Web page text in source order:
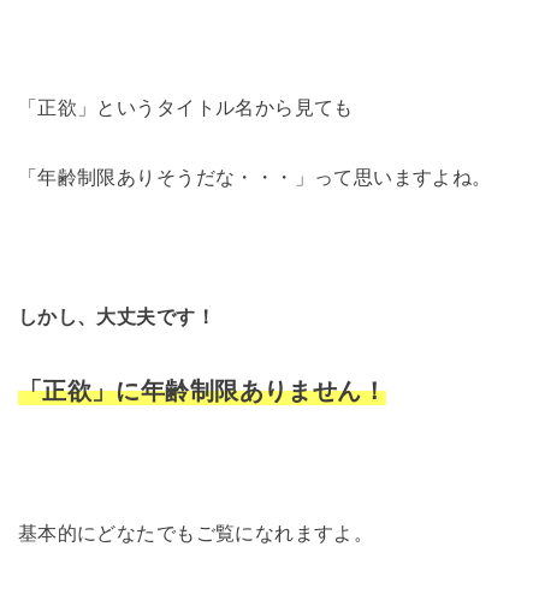
「正欲」というタイトル名から見ても
「年齢制限ありそうだな・・・」って思いますよね。
しかし、大丈夫です！
「正欲」に年齢制限ありません！
基本的にどなたでもご覧になれますよ。